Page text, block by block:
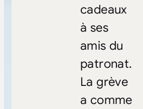
cadeaux
à ses
amis du
patronat.
La grève
a comme